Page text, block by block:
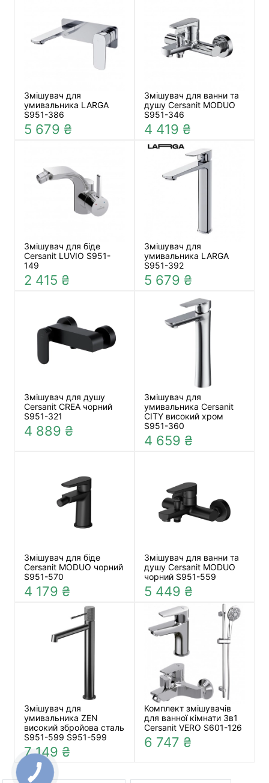
Змішувач для
умивальника LARGA
S951-386
5 679 ₴
Змішувач для ванни та
душу Cersanit MODUO
S951-346
4 419 ₴
Змішувач для біде
Cersanit LUVIO S951-
149
2 415 ₴
Змішувач для
умивальника LARGA
S951-392
5 679 ₴
Змішувач для душу
Cersanit CREA чорний
S951-321
4 889 ₴
Змішувач для
умивальника Cersanit
CITY високий хром
S951-360
4 659 ₴
Змішувач для біде
Cersanit MODUO чорний
S951-570
4 179 ₴
Змішувач для ванни та
душу Cersanit MODUO
чорний S951-559
5 449 ₴
Змішувач для
умивальника ZEN
високий збройова сталь
S951-599 S951-599
7 149 ₴
Комплект змішувачів
для ванної кімнати 3в1
Cersanit VERO S601-126
6 747 ₴